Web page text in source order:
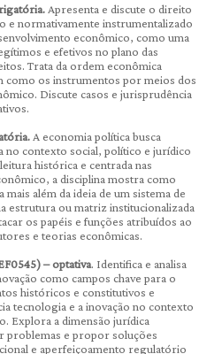
Apresenta e discute o direito
e normativamente instrumentalizado
econômico, como uma
e efetivos no plano das
Trata da ordem econômica
como os instrumentos por meios dos
Discute casos e jurisprudência
A economia política busca
no contexto social, político e jurídico
histórica e centrada nas
a disciplina mostra como
além da ideia de um sistema de
estrutura ou matriz institucionalizada
os papéis e funções atribuídos ao
e teorias econômicas.
– optativa. Identifica e analisa
como campos chave para o
históricos e constitutivos e
tecnologia e a inovação no contexto
Explora a dimensão jurídica
problemas e propor soluções
e aperfeiçoamento regulatório